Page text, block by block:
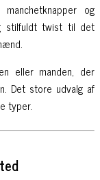
og
stilfuldt twist til det
eller manden, der
Det store udvalg af
typer.